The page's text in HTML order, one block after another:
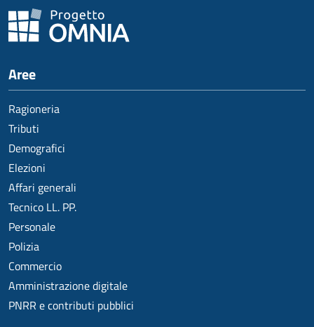
Aree
Ragioneria
Tributi
Demografici
Elezioni
Affari generali
Tecnico LL. PP.
Personale
Polizia
Commercio
Amministrazione digitale
PNRR e contributi pubblici